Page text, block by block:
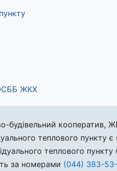
ОСББ ЖКХ
будівельний
теплового
теплового
за номерами (044) 383-